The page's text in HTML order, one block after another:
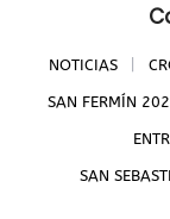
NOTICIAS
SAN FERMÍN
SAN